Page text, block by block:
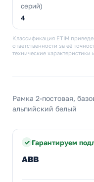
серий)
4
Классификация ETIM
ответственности за её
технические
Рамка 2-постовая,
альпийский белый
Гарантируем
ABB